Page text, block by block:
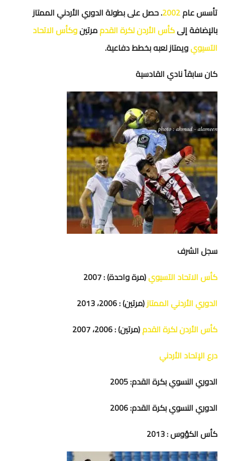
تأسس عام2002
.حصل على بطولة الدوري الأردني الممتاز
بالإضافة إلىكأس الأردن لكرة القدممرتينوكأس الاتحاد
الآسيويويمتاز لعبه بخطط دفاعية.
كان سابقاً نادي القادسية
سجل الشرف
كأس الاتحاد الآسيوي(مرة واحدة) : 2007
الدوري الأردني الممتاز(مرتين) : 2006، 2013
كأس الأردن لكرة القدم(مرتين) : 2006، 2007
درع الإتحاد الأردني
الدوري النسوي بكرة القدم: 2005
الدوري النسوي بكرة القدم: 2006
كأس الكؤوس : 2013